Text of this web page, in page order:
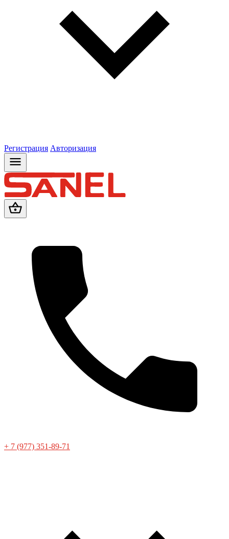
Регистрация Авторизация
+ 7 (977) 351-89-71